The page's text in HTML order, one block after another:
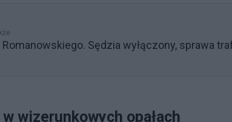
Romanowskiego. Sędzia wyłączony, sprawa
wizerunkowych opałach